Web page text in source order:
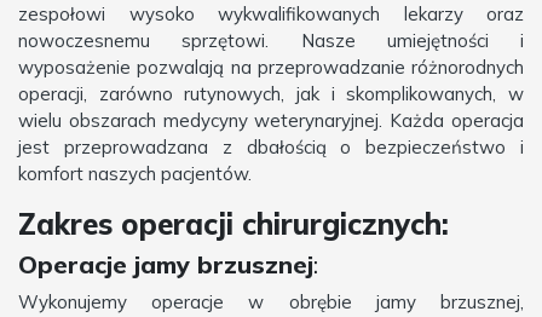
zespołowi wysoko wykwalifikowanych lekarzy oraz
nowoczesnemu sprzętowi. Nasze umiejętności i
wyposażenie pozwalają na przeprowadzanie różnorodnych
operacji, zarówno rutynowych, jak i skomplikowanych, w
wielu obszarach medycyny weterynaryjnej. Każda operacja
jest przeprowadzana z dbałością o bezpieczeństwo i
komfort naszych pacjentów.
Zakres operacji chirurgicznych:
Operacje jamy brzusznej:
Wykonujemy operacje w obrębie jamy brzusznej,